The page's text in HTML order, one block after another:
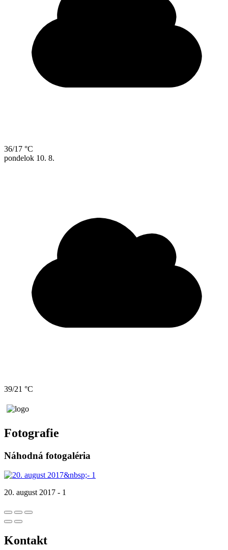
36/17 °C
pondelok 10. 8.
39/21 °C
Fotografie
Náhodná fotogaléria
20. august 2017 - 1
Kontakt